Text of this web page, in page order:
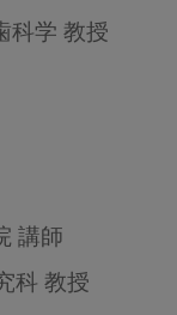
科学 教授
講師
科 教授